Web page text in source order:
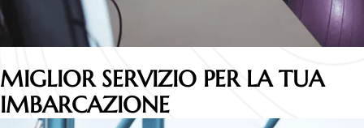
MIGLIOR SERVIZIO PER LA TUA
IMBARCAZIONE